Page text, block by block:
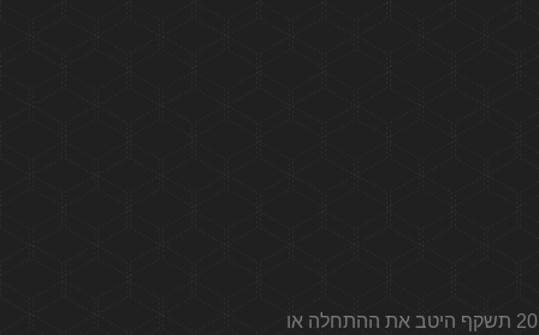
אתם הולכים לכתוב שלב חדש בחייכם, אז נקחו את הצעדים הנחוצים כך שמשמעות מספר המלאך 2033 תשקף היטב את ההתחלה או